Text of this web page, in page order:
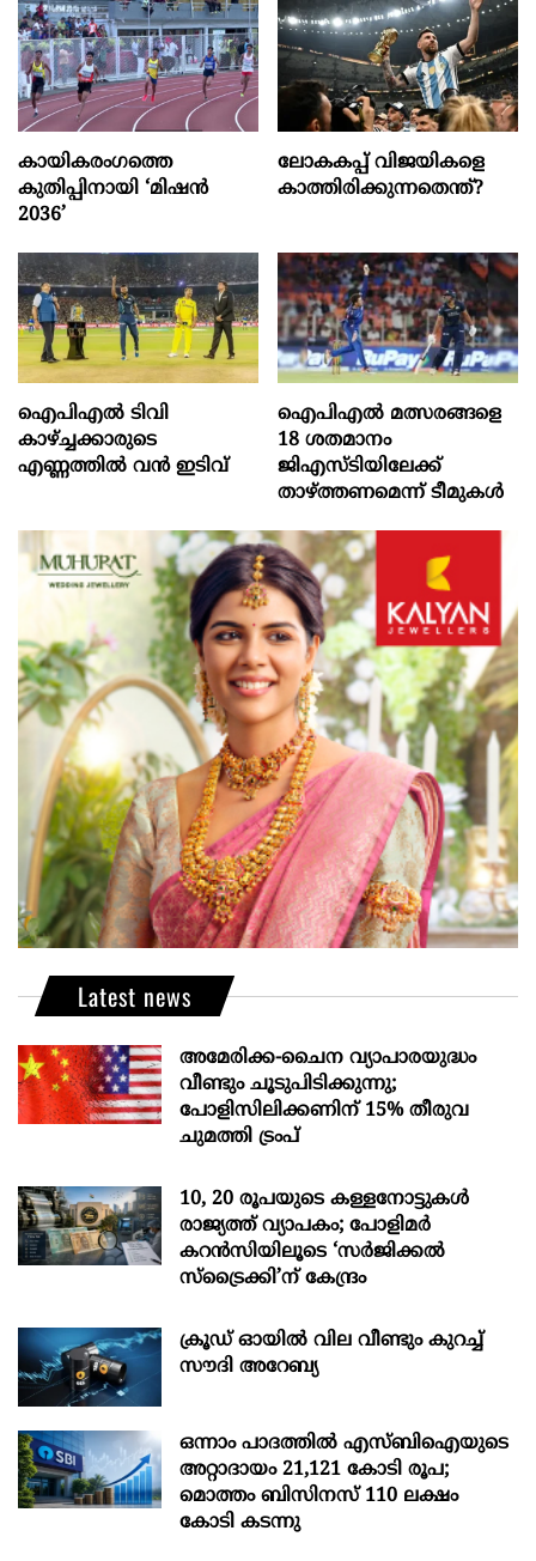
കായികരംഗത്തെ
കുതിപ്പിനായി ‘മിഷൻ
2036’
ലോകകപ്പ് വിജയികളെ
കാത്തിരിക്കുന്നതെന്ത്?
ഐപിഎല്‍ ടിവി
കാഴ്ച്ചക്കാരുടെ
എണ്ണത്തില്‍ വന്‍ ഇടിവ്
ഐപിഎൽ മത്സരങ്ങളെ
18 ശതമാനം
ജിഎസ്ടിയിലേക്ക്
താഴ്ത്തണമെന്ന് ടീമുകൾ
Latest news
അമേരിക്ക-ചൈന വ്യാപാരയുദ്ധം
വീണ്ടും ചൂടുപിടിക്കുന്നു;
പോളിസിലിക്കണിന് 15% തീരുവ
ചുമത്തി ട്രംപ്
10, 20 രൂപയുടെ കള്ളനോട്ടുകൾ
രാജ്യത്ത് വ്യാപകം; പോളിമർ
കറൻസിയിലൂടെ ‘സർജിക്കൽ
സ്ട്രെെക്കി’ന് കേന്ദ്രം
ക്രൂഡ് ഓയിൽ വില വീണ്ടും കുറച്ച്
സൗദി അറേബ്യ
ഒന്നാം പാദത്തിൽ എസ്ബിഐയുടെ
അറ്റാദായം 21,121 കോടി രൂപ;
മൊത്തം ബിസിനസ് 110 ലക്ഷം
കോടി കടന്നു